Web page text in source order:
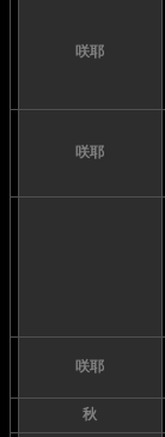
咲耶
咲耶
咲耶
秋